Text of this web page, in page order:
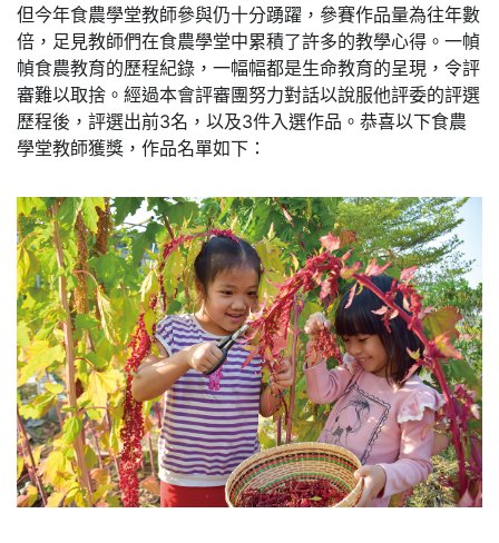
但今年食農學堂教師參與仍十分踴躍，參賽作品量為往年數
倍，足見教師們在食農學堂中累積了許多的教學心得。一幀
幀食農教育的歷程紀錄，一幅幅都是生命教育的呈現，令評
審難以取捨。經過本會評審團努力對話以說服他評委的評選
歷程後，評選出前3名，以及3件入選作品。恭喜以下食農
學堂教師獲獎，作品名單如下：